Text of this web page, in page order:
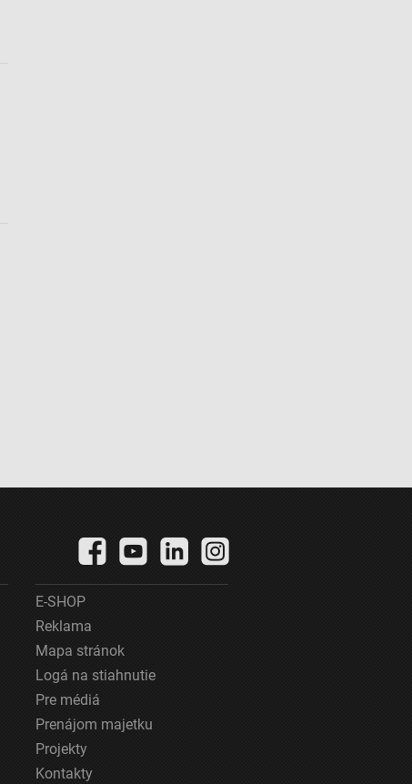
E-SHOP
Reklama
Mapa stránok
Logá na stiahnutie
Pre médiá
Prenájom majetku
Projekty
Kontakty